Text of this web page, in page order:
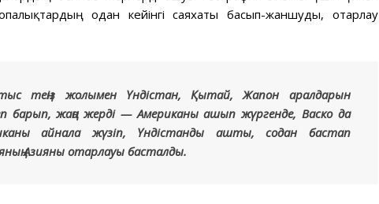
одан кейінгі саяхаты басып-жаншуды, отарлау
теңіз жолымен Үндістан, Қытай, Жапон аралдарын
барып, жаңа жерді — Американы ашып жүргенде, Васко да
айнала жүзіп, Үндістанды ашты, содан бастап
Азияны отарлауы басталды.